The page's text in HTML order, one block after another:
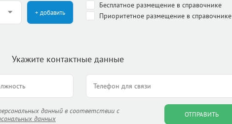
+ добавить
Бесплатное размещение в справочнике
Приоритетное размещение в справочнике
Укажите контактные данные
данный в соответствии с
данных
ОТПРАВИТЬ